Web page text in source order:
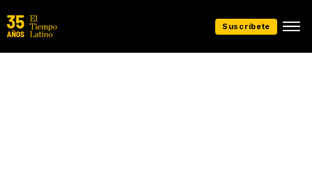
Suscríbete